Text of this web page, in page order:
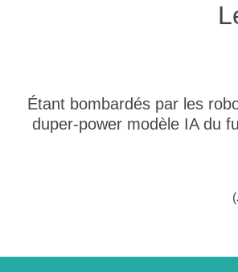
Étant bombardés par les
duper-power modèle IA du